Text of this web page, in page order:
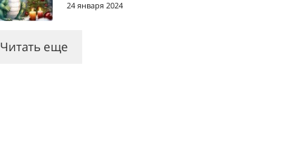
24 января 2024
Читать еще